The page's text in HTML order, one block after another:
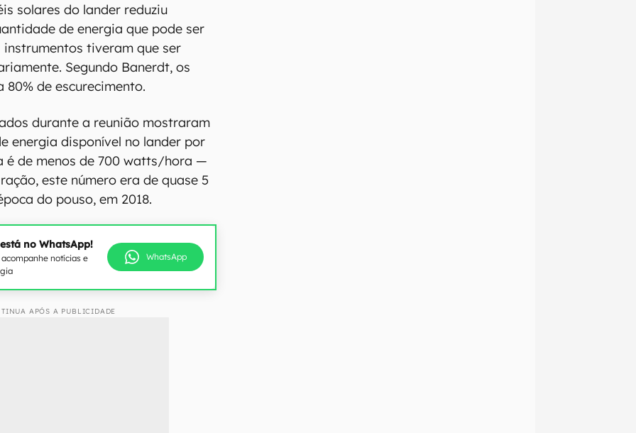
solares do lander reduziu
de energia que pode ser
instrumentos tiveram que ser
Segundo Banerdt, os
80% de escurecimento.
durante a reunião mostraram
energia disponível no lander por
é de menos de 700 watts/hora —
este número era de quase 5
do pouso, em 2018.
no WhatsApp!
notícias e
WhatsApp
APÓS A PUBLICIDADE